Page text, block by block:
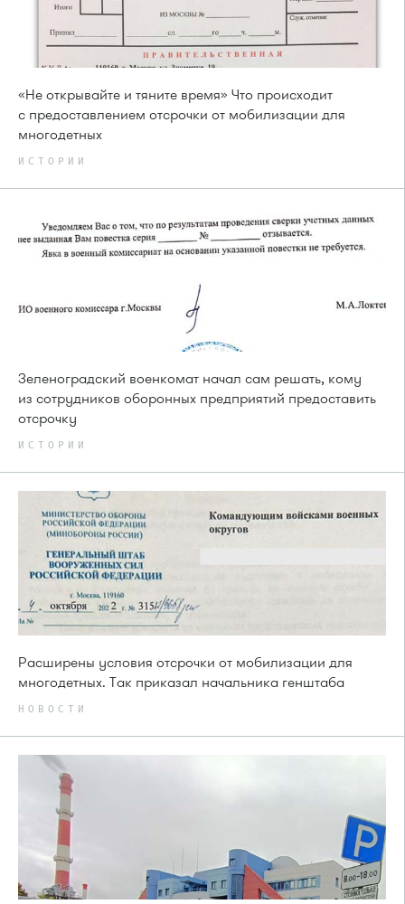
«Не открывайте и тяните время» Что происходит
с предоставлением отсрочки от мобилизации для
многодетных
ИСТОРИИ
Зеленоградский военкомат начал сам решать, кому
из сотрудников оборонных предприятий предоставить
отсрочку
ИСТОРИИ
Расширены условия отсрочки от мобилизации для
многодетных. Так приказал начальника генштаба
НОВОСТИ